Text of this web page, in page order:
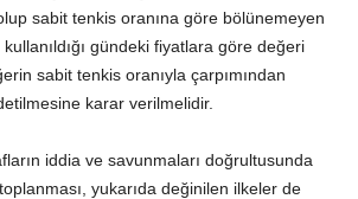
sabit tenkis oranına göre bölünemeyen
kullanıldığı gündeki fiyatlara göre değeri
sabit tenkis oranıyla çarpımından
karar verilmelidir.
iddia ve savunmaları doğrultusunda
yukarıda değinilen ilkeler de